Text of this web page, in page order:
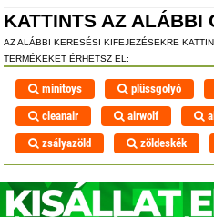
KATTINTS AZ ALÁBBI
AZ ALÁBBI KERESÉSI KIFEJEZÉSEKRE
TERMÉKEKET ÉRHETSZ EL:
minitoys plüssgolyó
cleanair
airwolf
zsályazöld
zöldeskék